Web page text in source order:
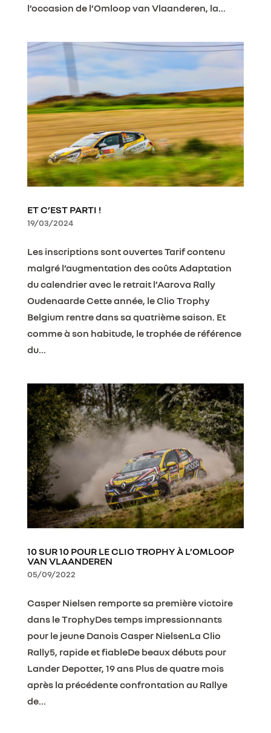
l’occasion de l’Omloop van Vlaanderen, la...
ET C’EST PARTI !
19/03/2024
Les inscriptions sont ouvertes Tarif contenu
malgré l’augmentation des coûts Adaptation
du calendrier avec le retrait l’Aarova Rally
Oudenaarde Cette année, le Clio Trophy
Belgium rentre dans sa quatrième saison. Et
comme à son habitude, le trophée de référence
du...
10 SUR 10 POUR LE CLIO TROPHY À L’OMLOOP
VAN VLAANDEREN
05/09/2022
Casper Nielsen remporte sa première victoire
dans le TrophyDes temps impressionnants
pour le jeune Danois Casper NielsenLa Clio
Rally5, rapide et fiableDe beaux débuts pour
Lander Depotter, 19 ans Plus de quatre mois
après la précédente confrontation au Rallye
de...